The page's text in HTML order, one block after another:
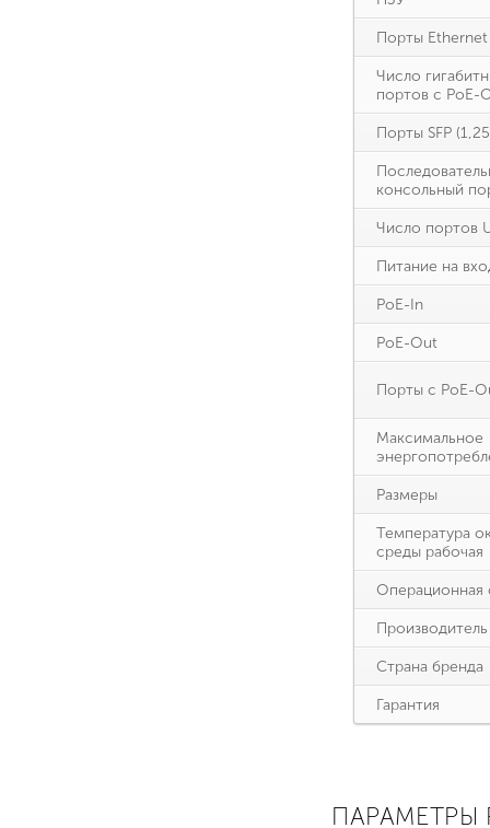
Порты Ethernet
Число
портов с PoE-
Порты SFP
консольный
Число портов
Питание на
PoE-In
PoE-Out
Порты с PoE-
Максимальное
Размеры
Температура
среды рабочая
Операционная
Производитель
Страна бренда
Гарантия
ПАРАМЕТРЫ